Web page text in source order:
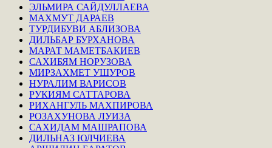
ЭЛЬМИРА САЙДУЛЛАЕВА
МАХМУТ ДАРАЕВ
ТУРДИБУВИ АБЛИЗОВА
ДИЛЬБАР БУРХАНОВА
МАРАТ МАМЕТБАКИЕВ
САХИБЯМ НОРУЗОВА
МИРЗАХМЕТ УШУРОВ
НУРАЛИМ ВАРИСОВ
РУКИЯМ САТТАРОВА
РИХАНГУЛЬ МАХПИРОВА
РОЗАХУНОВА ЛУИЗА
САХИДАМ МАШРАПОВА
ДИЛЬНАЗ ЮЛЧИЕВА